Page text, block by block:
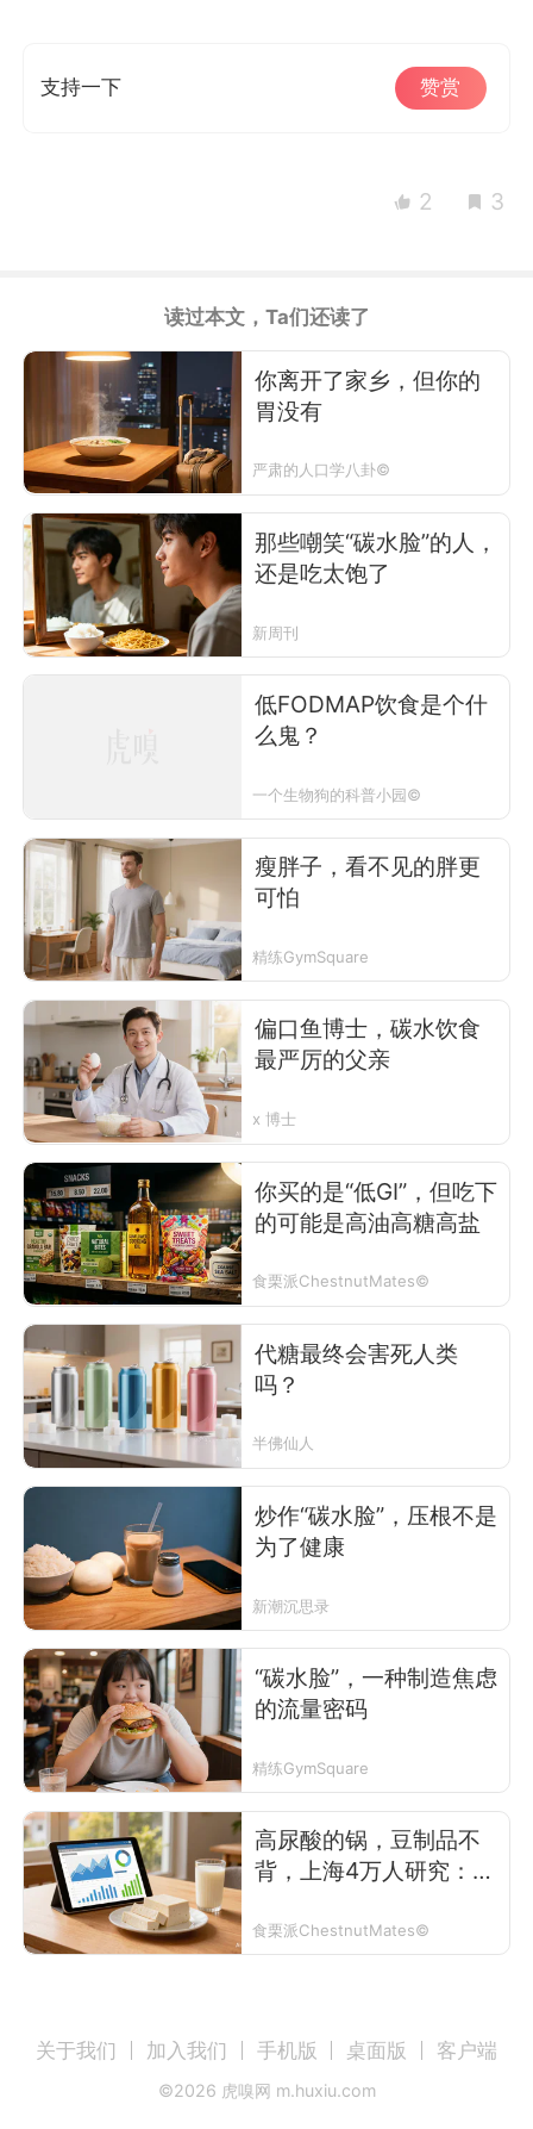
支持一下 赞赏
2 3
读过本文，Ta们还读了
你离开了家乡，但你的
胃没有
严肃的人口学八卦©
那些嘲笑“碳水脸”的人，
还是吃太饱了
新周刊
低FODMAP饮食是个什
么鬼？
一个生物狗的科普小园©
瘦胖子，看不见的胖更
可怕
精练GymSquare
偏口鱼博士，碳水饮食
最严厉的父亲
x 博士
你买的是“低GI”，但吃下
的可能是高油高糖高盐
食栗派ChestnutMates©
代糖最终会害死人类
吗？
半佛仙人
炒作“碳水脸”，压根不是
为了健康
新潮沉思录
“碳水脸”，一种制造焦虑
的流量密码
精练GymSquare
高尿酸的锅，豆制品不
背，上海4万人研究：每
食栗派ChestnutMates©
关于我们 加入我们 手机版 桌面版 客户端
©2026 虎嗅网 m.huxiu.com